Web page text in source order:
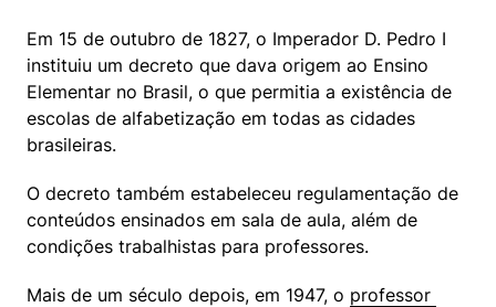
Em 15 de outubro de 1827, o Imperador D. Pedro I
instituiu um decreto que dava origem ao Ensino
Elementar no Brasil, o que permitia a existência de
escolas de alfabetização em todas as cidades
brasileiras.
O decreto também estabeleceu regulamentação de
conteúdos ensinados em sala de aula, além de
condições trabalhistas para professores.
Mais de um século depois, em 1947, o professor